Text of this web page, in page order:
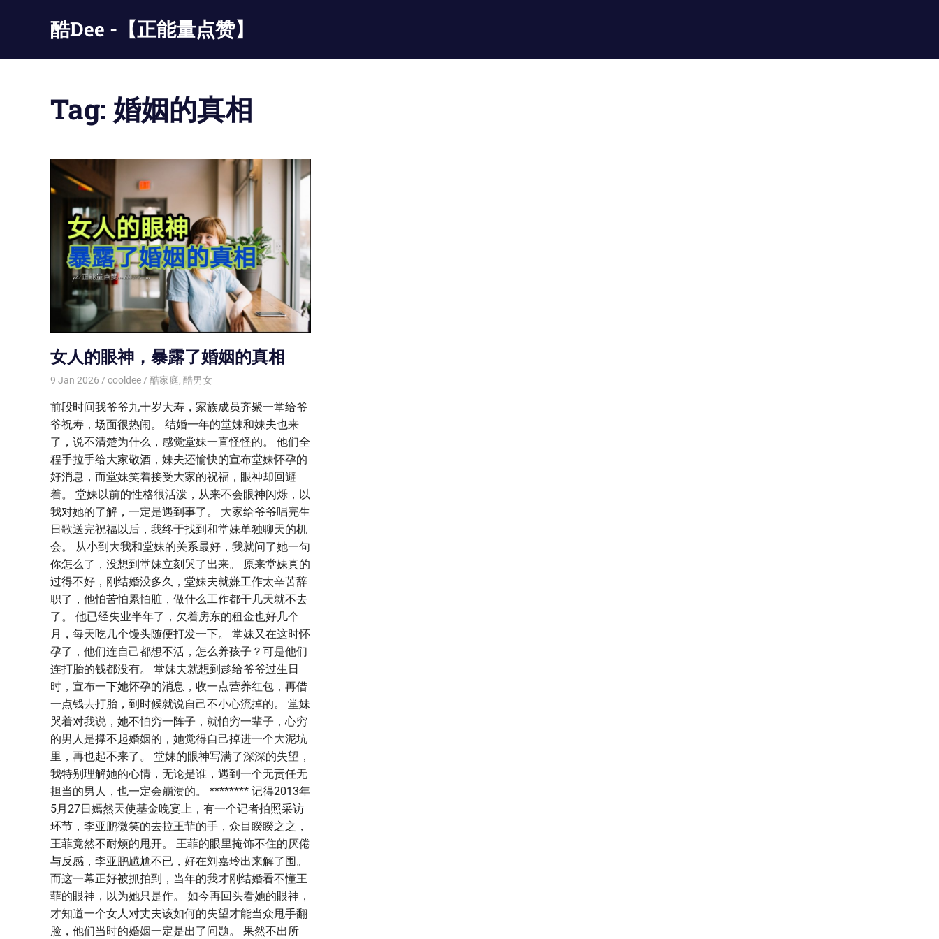
酷Dee -【正能量点赞】
酷
只
酷
Tag: 婚姻的真相
女人的眼神，暴露了婚姻的真相
9 Jan 2026 cooldee 酷家庭, 酷男女
前段时间我爷爷九十岁大寿，家族成员齐聚一堂给爷
爷祝寿，场面很热闹。 结婚一年的堂妹和妹夫也来
了，说不清楚为什么，感觉堂妹一直怪怪的。 他们全
程手拉手给大家敬酒，妹夫还愉快的宣布堂妹怀孕的
好消息，而堂妹笑着接受大家的祝福，眼神却回避
着。 堂妹以前的性格很活泼，从来不会眼神闪烁，以
我对她的了解，一定是遇到事了。 大家给爷爷唱完生
日歌送完祝福以后，我终于找到和堂妹单独聊天的机
会。 从小到大我和堂妹的关系最好，我就问了她一句
你怎么了，没想到堂妹立刻哭了出来。 原来堂妹真的
过得不好，刚结婚没多久，堂妹夫就嫌工作太辛苦辞
职了，他怕苦怕累怕脏，做什么工作都干几天就不去
了。 他已经失业半年了，欠着房东的租金也好几个
月，每天吃几个馒头随便打发一下。 堂妹又在这时怀
孕了，他们连自己都想不活，怎么养孩子？可是他们
连打胎的钱都没有。 堂妹夫就想到趁给爷爷过生日
时，宣布一下她怀孕的消息，收一点营养红包，再借
一点钱去打胎，到时候就说自己不小心流掉的。 堂妹
哭着对我说，她不怕穷一阵子，就怕穷一辈子，心穷
的男人是撑不起婚姻的，她觉得自己掉进一个大泥坑
里，再也起不来了。 堂妹的眼神写满了深深的失望，
我特别理解她的心情，无论是谁，遇到一个无责任无
担当的男人，也一定会崩溃的。 ******** 记得2013年
5月27日嫣然天使基金晚宴上，有一个记者拍照采访
环节，李亚鹏微笑的去拉王菲的手，众目睽睽之之，
王菲竟然不耐烦的甩开。 王菲的眼里掩饰不住的厌倦
与反感，李亚鹏尴尬不已，好在刘嘉玲出来解了围。
而这一幕正好被抓拍到，当年的我才刚结婚看不懂王
菲的眼神，以为她只是作。 如今再回头看她的眼神，
才知道一个女人对丈夫该如何的失望才能当众甩手翻
脸，他们当时的婚姻一定是出了问题。 果然不出所